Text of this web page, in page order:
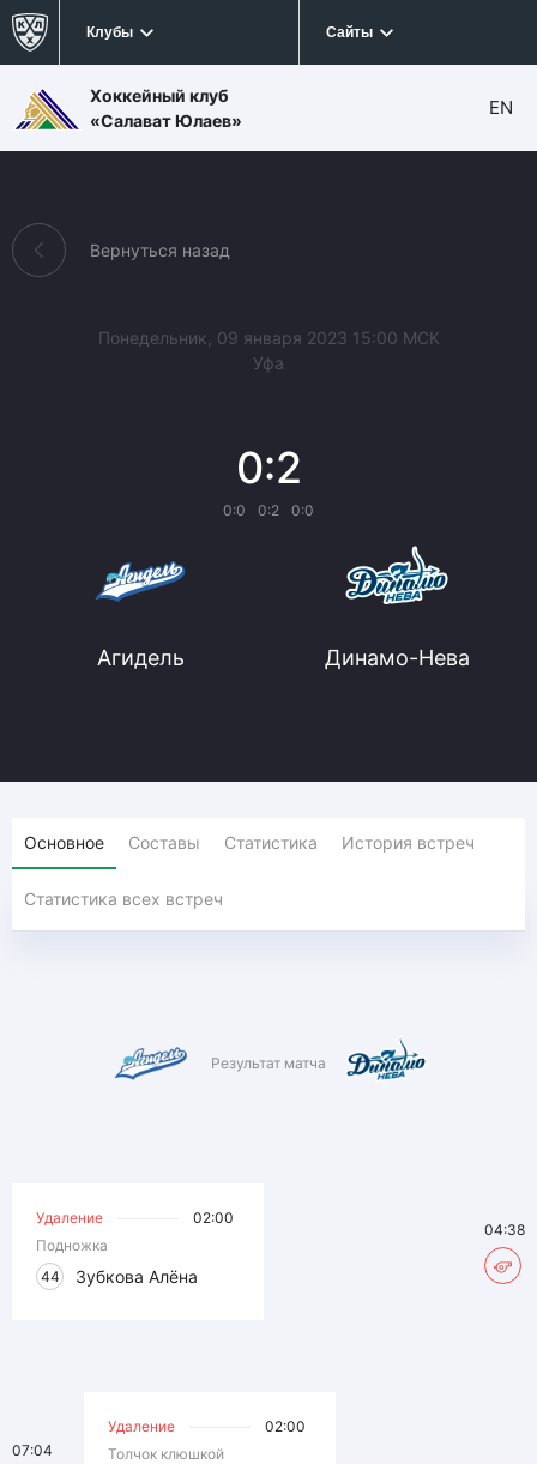
Клубы Сайты
Хоккейный клуб
«Салават Юлаев»
EN
Вернуться назад
Агидель
Понедельник, 09 января 2023 15:00 МСК
Уфа
0:2
0:0 0:2 0:0
Динамо-Нева
Основное Составы Статистика История встреч
Статистика всех встреч
Результат матча
Удаление
02:00
Подножка
44
Зубкова Алёна
04:38
Удаление
02:00
Толчок клюшкой
07:04